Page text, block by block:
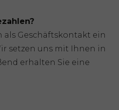
Geschäftskontakt ein
setzen uns mit Ihnen in
erhalten Sie eine